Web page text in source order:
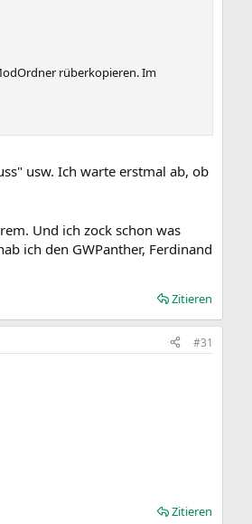
rüberkopieren. Im
usw. Ich warte erstmal ab, ob
Und ich zock schon was
ich den GWPanther, Ferdinand
Zitieren
#31
Zitieren